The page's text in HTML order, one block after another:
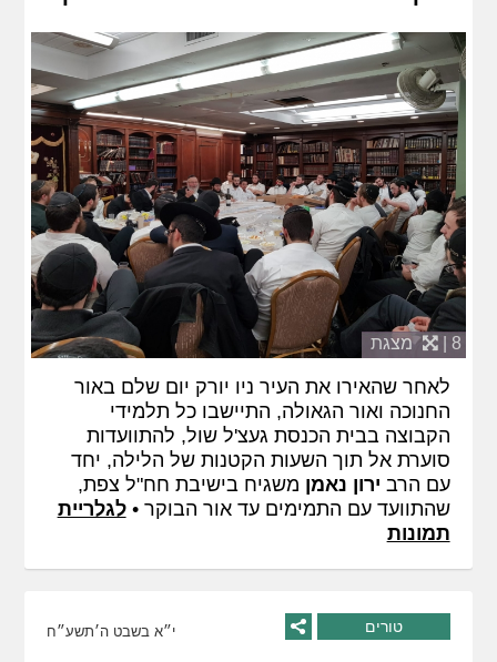
8 | מצגת
לאחר שהאירו את העיר ניו יורק יום שלם באור
החנוכה ואור הגאולה, התיישבו כל תלמידי
הקבוצה בבית הכנסת געצ'ל שול, להתוועדות
סוערת אל תוך השעות הקטנות של הלילה, יחד
עם הרב ירון נאמן משגיח בישיבת חח"ל צפת,
שהתוועד עם התמימים עד אור הבוקר •לגלריית
תמונות
טורים י״א בשבט ה׳תשע״ח